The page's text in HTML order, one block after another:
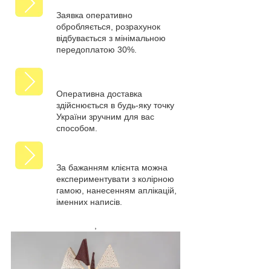
Заявка оперативно
обробляється, розрахунок
відбувається з мінімальною
передоплатою 30%.
Оперативна доставка
здійснюється в будь-яку точку
України зручним для вас
способом.
За бажанням клієнта можна
експериментувати з колірною
гамою, нанесенням аплікацій,
іменних написів.